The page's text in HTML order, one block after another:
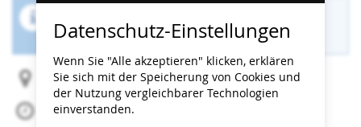
ist beendet.
Heidi Horten Collection
Fr, 19. September 2025
Datenschutz-Einstellungen
Wenn Sie "Alle akzeptieren" klicken, erklären
Sie sich mit der Speicherung von Cookies und
der Nutzung vergleichbarer Technologien
einverstanden.